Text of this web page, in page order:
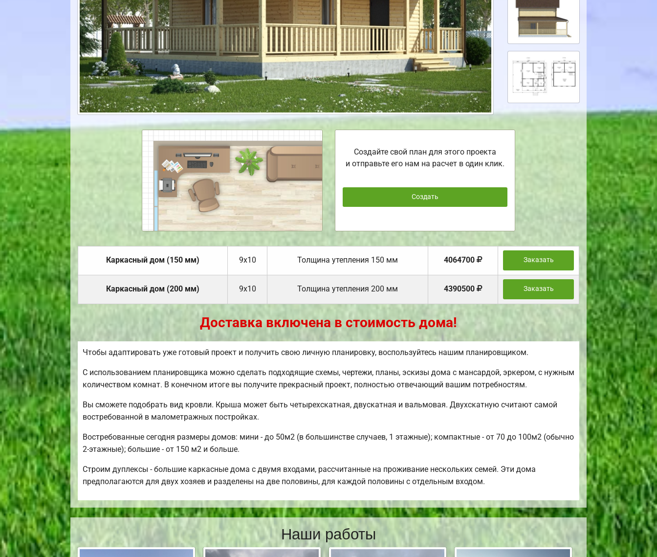
Создайте свой план для этого проекта
и отправьте его нам на расчет в один клик.
Создать
Каркасный дом (150 мм) 9х10 Толщина утепления 150 мм 4064700 Заказать
Каркасный дом (200 мм) 9х10 Толщина утепления 200 мм 4390500 Заказать
Доставка включена в стоимость дома!
Чтобы адаптировать уже готовый проект и получить свою личную планировку, воспользуйтесь нашим планировщиком.
С использованием планировщика можно сделать подходящие схемы, чертежи, планы, эскизы дома с мансардой, эркером, с нужным
количеством комнат. В конечном итоге вы получите прекрасный проект, полностью отвечающий вашим потребностям.
Вы сможете подобрать вид кровли. Крыша может быть четырехскатная, двускатная и вальмовая. Двухскатную считают самой
востребованной в малометражных постройках.
Востребованные сегодня размеры домов: мини - до 50м2 (в большинстве случаев, 1 этажные); компактные - от 70 до 100м2 (обычно
2-этажные); большие - от 150 м2 и больше.
Строим дуплексы - большие каркасные дома с двумя входами, рассчитанные на проживание нескольких семей. Эти дома
предполагаются для двух хозяев и разделены на две половины, для каждой половины с отдельным входом.
Наши работы